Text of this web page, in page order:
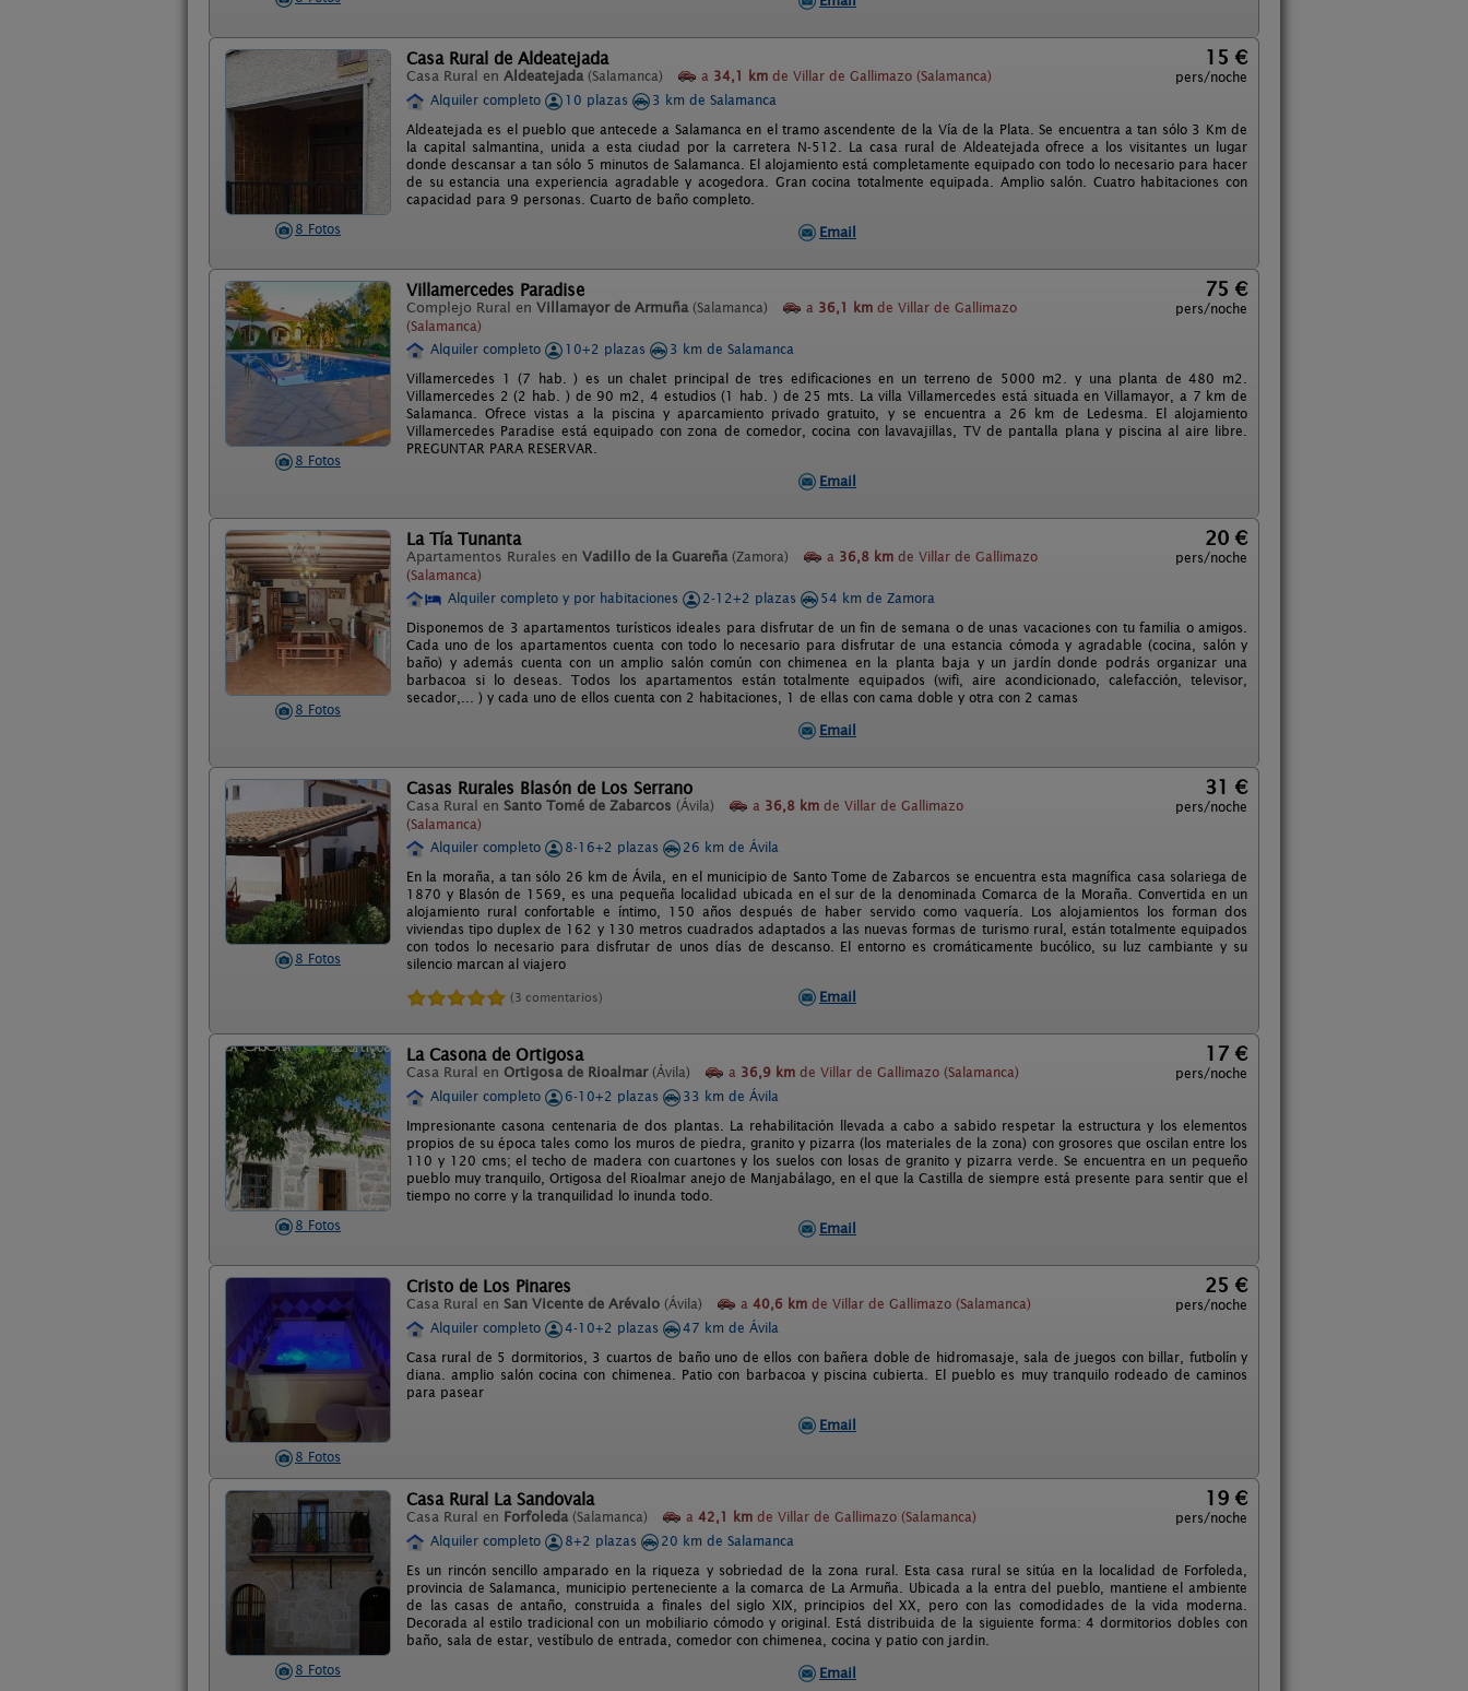
8 Fotos
Casa Rural de Aldeatejada
Casa Rural en Aldeatejada (Salamanca) a 34,1 km de Villar de Gallimazo (Salamanca)
15 €
pers/noche
Alquiler completo
10 plazas
3 km de Salamanca
Aldeatejada es el pueblo que antecede a Salamanca en el tramo ascendente de la Vía de la Plata. Se encuentra a tan sólo 3 Km de
la capital salmantina, unida a esta ciudad por la carretera N-512. La casa rural de Aldeatejada ofrece a los visitantes un lugar
donde descansar a tan sólo 5 minutos de Salamanca. El alojamiento está completamente equipado con todo lo necesario para hacer
de su estancia una experiencia agradable y acogedora. Gran cocina totalmente equipada. Amplio salón. Cuatro habitaciones con
capacidad para 9 personas. Cuarto de baño completo.
Email
8 Fotos
Villamercedes Paradise
Complejo Rural en Villamayor de Armuña (Salamanca) a 36,1 km de Villar de Gallimazo
(Salamanca)
75 €
pers/noche
Alquiler completo 10+2 plazas
3 km de Salamanca
Villamercedes 1 (7 hab. ) es un chalet principal de tres edificaciones en un terreno de 5000 m2. y una planta de 480 m2.
Villamercedes 2 (2 hab. ) de 90 m2, 4 estudios (1 hab. ) de 25 mts. La villa Villamercedes está situada en Villamayor, a 7 km de
Salamanca. Ofrece vistas a la piscina y aparcamiento privado gratuito, y se encuentra a 26 km de Ledesma. El alojamiento
Villamercedes Paradise está equipado con zona de comedor, cocina con lavavajillas, TV de pantalla plana y piscina al aire libre.
PREGUNTAR PARA RESERVAR.
Email
8 Fotos
La Tía Tunanta
Apartamentos Rurales en Vadillo de la Guareña (Zamora) a 36,8 km de Villar de Gallimazo
(Salamanca)
20 €
pers/noche
Alquiler completo y por habitaciones 2-12+2 plazas
54 km de Zamora
Disponemos de 3 apartamentos turísticos ideales para disfrutar de un fin de semana o de unas vacaciones con tu familia o amigos.
Cada uno de los apartamentos cuenta con todo lo necesario para disfrutar de una estancia cómoda y agradable (cocina, salón y
baño) y además cuenta con un amplio salón común con chimenea en la planta baja y un jardín donde podrás organizar una
barbacoa si lo deseas. Todos los apartamentos están totalmente equipados (wifi, aire acondicionado, calefacción, televisor,
secador,... ) y cada uno de ellos cuenta con 2 habitaciones, 1 de ellas con cama doble y otra con 2 camas
Email
8 Fotos
Casas Rurales Blasón de Los Serrano
Casa Rural en Santo Tomé de Zabarcos (Ávila) a 36,8 km de Villar de Gallimazo
(Salamanca)
31 €
pers/noche
Alquiler completo 8-16+2 plazas
26 km de Ávila
En la moraña, a tan sólo 26 km de Ávila, en el municipio de Santo Tome de Zabarcos se encuentra esta magnífica casa solariega de
1870 y Blasón de 1569, es una pequeña localidad ubicada en el sur de la denominada Comarca de la Moraña. Convertida en un
alojamiento rural confortable e íntimo, 150 años después de haber servido como vaquería. Los alojamientos los forman dos
viviendas tipo duplex de 162 y 130 metros cuadrados adaptados a las nuevas formas de turismo rural, están totalmente equipados
con todos lo necesario para disfrutar de unos días de descanso. El entorno es cromáticamente bucólico, su luz cambiante y su
silencio marcan al viajero
(3 comentarios) Email
8 Fotos
La Casona de Ortigosa
Casa Rural en Ortigosa de Rioalmar (Ávila) a 36,9 km de Villar de Gallimazo (Salamanca)
17 €
pers/noche
Alquiler completo
6-10+2 plazas
33 km de Ávila
Impresionante casona centenaria de dos plantas. La rehabilitación llevada a cabo a sabido respetar la estructura y los elementos
propios de su época tales como los muros de piedra, granito y pizarra (los materiales de la zona) con grosores que oscilan entre los
110 y 120 cms; el techo de madera con cuartones y los suelos con losas de granito y pizarra verde. Se encuentra en un pequeño
pueblo muy tranquilo, Ortigosa del Rioalmar anejo de Manjabálago, en el que la Castilla de siempre está presente para sentir que el
tiempo no corre y la tranquilidad lo inunda todo.
Email
8 Fotos
Cristo de Los Pinares
Casa Rural en San Vicente de Arévalo (Ávila) a 40,6 km de Villar de Gallimazo (Salamanca)
25 €
pers/noche
Alquiler completo
4-10+2 plazas
47 km de Ávila
Casa rural de 5 dormitorios, 3 cuartos de baño uno de ellos con bañera doble de hidromasaje, sala de juegos con billar, futbolín y
diana. amplio salón cocina con chimenea. Patio con barbacoa y piscina cubierta. El pueblo es muy tranquilo rodeado de caminos
para pasear
Email
8 Fotos
Casa Rural La Sandovala
Casa Rural en Forfoleda (Salamanca) a 42,1 km de Villar de Gallimazo (Salamanca)
19 €
pers/noche
Alquiler completo
8+2 plazas
20 km de Salamanca
Es un rincón sencillo amparado en la riqueza y sobriedad de la zona rural. Esta casa rural se sitúa en la localidad de Forfoleda,
provincia de Salamanca, municipio perteneciente a la comarca de La Armuña. Ubicada a la entra del pueblo, mantiene el ambiente
de las casas de antaño, construida a finales del siglo XIX, principios del XX, pero con las comodidades de la vida moderna.
Decorada al estilo tradicional con un mobiliario cómodo y original. Está distribuida de la siguiente forma: 4 dormitorios dobles con
baño, sala de estar, vestíbulo de entrada, comedor con chimenea, cocina y patio con jardin.
Email